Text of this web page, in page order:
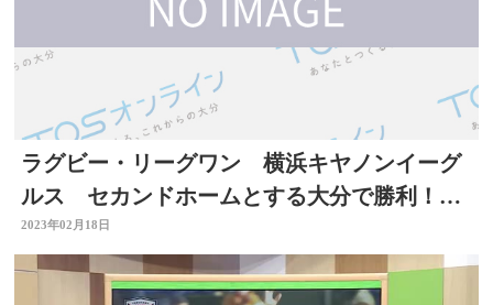
ラグビー・リーグワン 横浜キヤノンイーグ
ルス セカンドホームとする大分で勝利！
大分
2023年02月18日